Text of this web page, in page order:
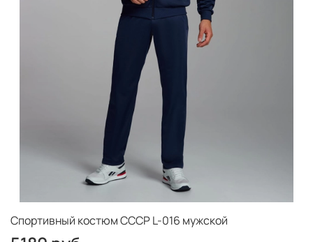
Спортивный костюм СССР L-016 мужской